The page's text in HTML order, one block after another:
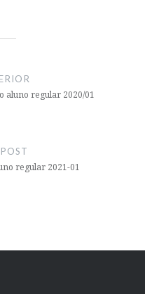
aluno regular 2020/01
regular 2021-01